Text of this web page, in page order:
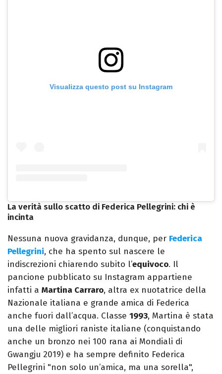
Visualizza questo post su Instagram
La verità sullo scatto di Federica Pellegrini: chi è
incinta
Nessuna nuova gravidanza, dunque, per Federica
Pellegrini, che ha spento sul nascere le
indiscrezioni chiarendo subito l’equivoco. Il
pancione pubblicato su Instagram appartiene
infatti a Martina Carraro, altra ex nuotatrice della
Nazionale italiana e grande amica di Federica
anche fuori dall’acqua. Classe 1993, Martina è stata
una delle migliori raniste italiane (conquistando
anche un bronzo nei 100 rana ai Mondiali di
Gwangju 2019) e ha sempre definito Federica
Pellegrini "non solo un’amica, ma una sorella",